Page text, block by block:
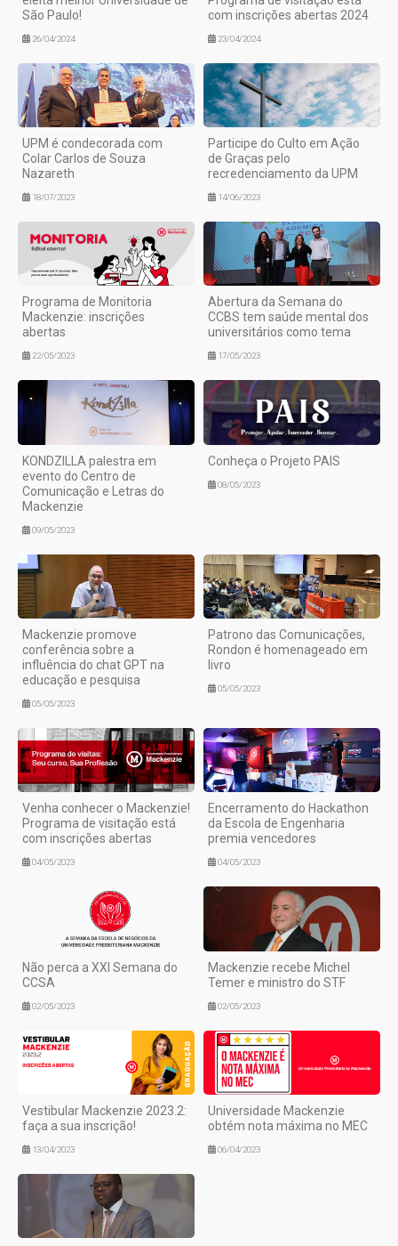
São Paulo!
26/04/2024
com inscrições abertas 2024
23/04/2024
UPM é condecorada com
Colar Carlos de Souza
Nazareth
18/07/2023
Participe do Culto em Ação
de Graças pelo
recredenciamento da UPM
14/06/2023
Programa de Monitoria
Mackenzie: inscrições
abertas
22/05/2023
Abertura da Semana do
CCBS tem saúde mental dos
universitários como tema
17/05/2023
KONDZILLA palestra em
evento do Centro de
Comunicação e Letras do
Mackenzie
09/05/2023
Conheça o Projeto PAIS
08/05/2023
Mackenzie promove
conferência sobre a
influência do chat GPT na
educação e pesquisa
05/05/2023
Patrono das Comunicações,
Rondon é homenageado em
livro
05/05/2023
Venha conhecer o Mackenzie!
Programa de visitação está
com inscrições abertas
04/05/2023
Encerramento do Hackathon
da Escola de Engenharia
premia vencedores
04/05/2023
Não perca a XXI Semana do
CCSA
02/05/2023
Mackenzie recebe Michel
Temer e ministro do STF
02/05/2023
Vestibular Mackenzie 2023.2:
faça a sua inscrição!
13/04/2023
Universidade Mackenzie
obtém nota máxima no MEC
06/04/2023